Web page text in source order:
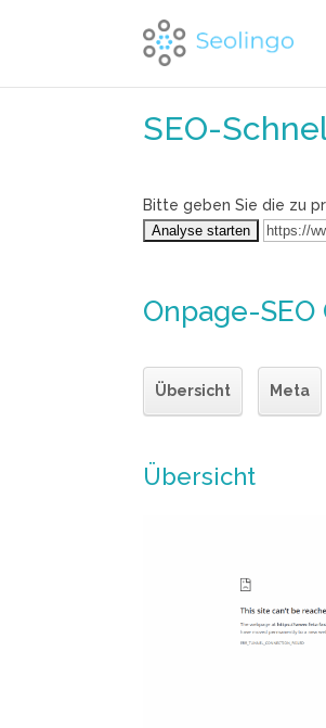
SEO-
Bitte geben Sie die zu
Onpage-SEO
Übersicht Meta
Übersicht